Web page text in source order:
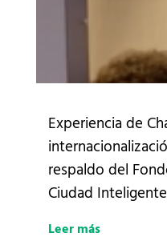
Experiencia de
respaldo del
Ciudad Inteligente
Leer más